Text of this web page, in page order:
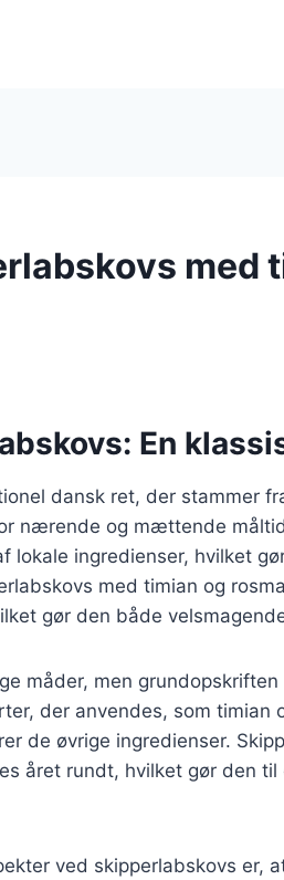
med
En
dansk ret, der stammer
nærende og mættende
lokale ingredienser, hvilket
med timian og
gør den både
måder, men
der anvendes, som timian
de øvrige ingredienser.
året rundt, hvilket gør den
ved skipperlabskovs er,